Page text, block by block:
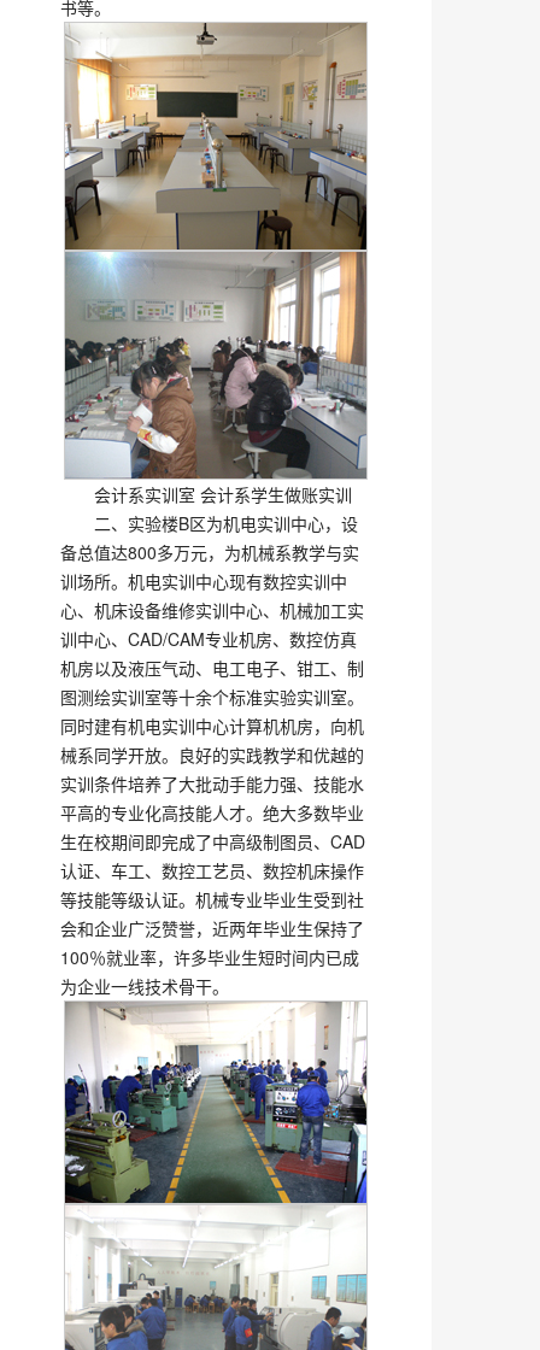
小暑
书等。
会计系实训室 会计系学生做账实训
二、实验楼B区为机电实训中心，设
备总值达800多万元，为机械系教学与实
训场所。机电实训中心现有数控实训中
心、机床设备维修实训中心、机械加工实
训中心、CAD/CAM专业机房、数控仿真
机房以及液压气动、电工电子、钳工、制
图测绘实训室等十余个标准实验实训室。
同时建有机电实训中心计算机机房，向机
械系同学开放。良好的实践教学和优越的
实训条件培养了大批动手能力强、技能水
平高的专业化高技能人才。绝大多数毕业
生在校期间即完成了中高级制图员、CAD
认证、车工、数控工艺员、数控机床操作
等技能等级认证。机械专业毕业生受到社
会和企业广泛赞誉，近两年毕业生保持了
100％就业率，许多毕业生短时间内已成
为企业一线技术骨干。